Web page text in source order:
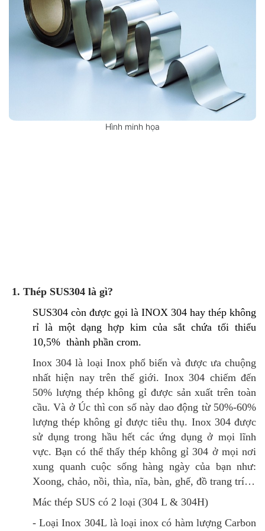
Hình minh họa
1. Thép SUS304 là gì?
SUS304 còn được gọi là INOX 304 hay thép không
rỉ là một dạng hợp kim của sắt chứa tối thiểu
10,5% thành phần crom.
Inox 304 là loại Inox phổ biến và được ưa chuộng
nhất hiện nay trên thế giới. Inox 304 chiếm đến
50% lượng thép không gỉ được sản xuất trên toàn
cầu. Và ở Úc thì con số này dao động từ 50%-60%
lượng thép không gỉ được tiêu thụ. Inox 304 được
sử dụng trong hầu hết các ứng dụng ở mọi lĩnh
vực. Bạn có thể thấy thép không gỉ 304 ở mọi nơi
xung quanh cuộc sống hàng ngày của bạn như:
Xoong, chảo, nồi, thìa, nĩa, bàn, ghế, đồ trang trí…
Mác thép SUS có 2 loại (304 L & 304H)
- Loại Inox 304L là loại inox có hàm lượng Carbon